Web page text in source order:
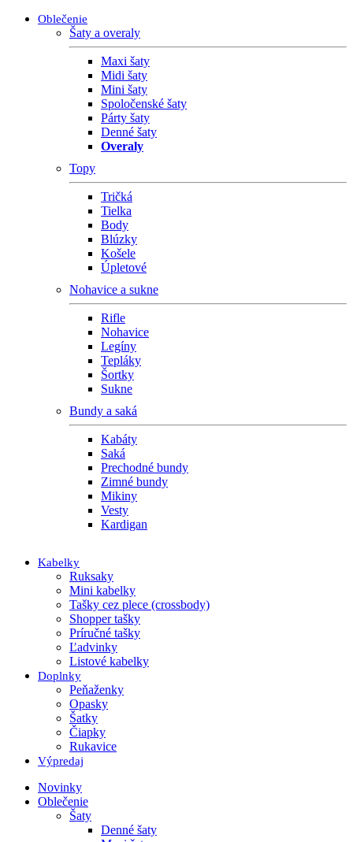
Oblečenie
Šaty a overaly
Maxi šaty
Midi šaty
Mini šaty
Spoločenské šaty
Párty šaty
Denné šaty
Overaly
Topy
Tričká
Tielka
Body
Blúzky
Košele
Úpletové
Nohavice a sukne
Rifle
Nohavice
Legíny
Tepláky
Šortky
Sukne
Bundy a saká
Kabáty
Saká
Prechodné bundy
Zimné bundy
Mikiny
Vesty
Kardigan
Kabelky
Ruksaky
Mini kabelky
Tašky cez plece (crossbody)
Shopper tašky
Príručné tašky
Ľadvinky
Listové kabelky
Doplnky
Peňaženky
Opasky
Šatky
Čiapky
Rukavice
Výpredaj
Novinky
Oblečenie
Šaty
Denné šaty